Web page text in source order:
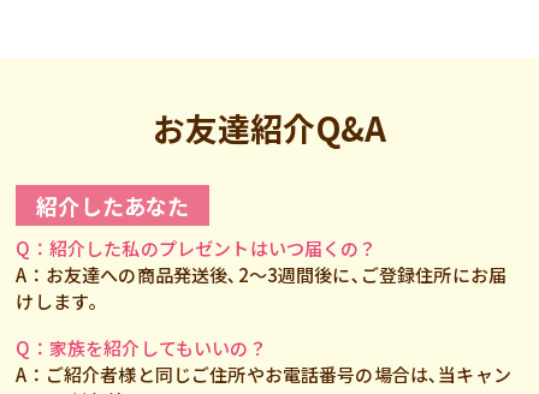
お友達紹介Q&A
紹介したあなた
Q：紹介した私のプレゼントはいつ届くの？
A：お友達への商品発送後､2～3週間後に､ご登録住所にお届
けします｡
Q：家族を紹介してもいいの？
A：ご紹介者様と同じご住所やお電話番号の場合は､当キャン